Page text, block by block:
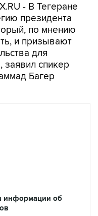
- В Тегеране
президента
по мнению
и призывают
для
заявил спикер
Багер
информации об